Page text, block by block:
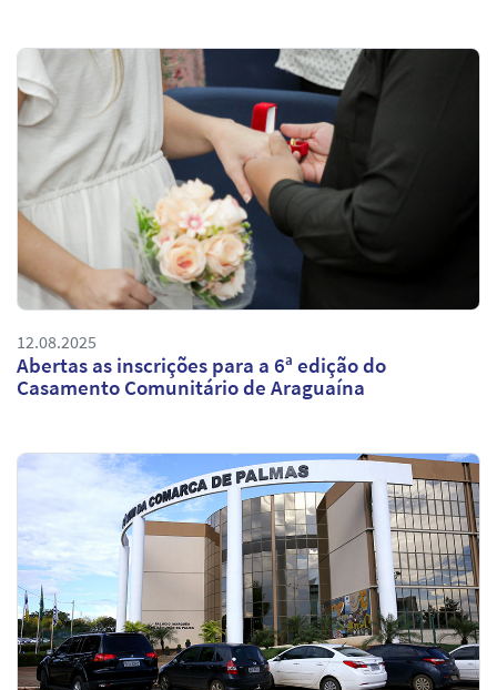
12.08.2025
Abertas as inscrições para a 6ª edição do
Casamento Comunitário de Araguaína